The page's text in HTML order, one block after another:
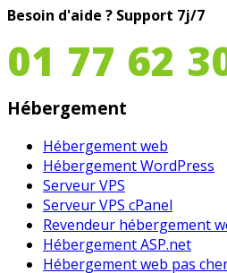
Besoin d'aide ? Support 7j/7
01 77 62
Hébergement
Hébergement web
Hébergement WordPress
Serveur VPS
Serveur VPS cPanel
Revendeur hébergement
Hébergement ASP.net
Hébergement web pas